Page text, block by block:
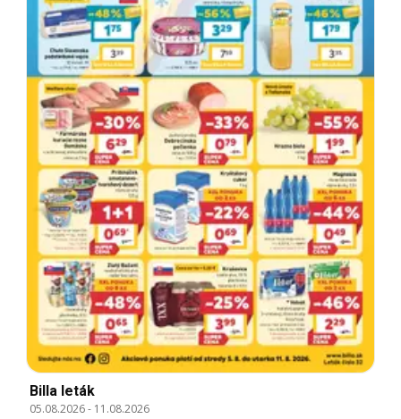
Billa leták
05.08.2026- 11.08.2026